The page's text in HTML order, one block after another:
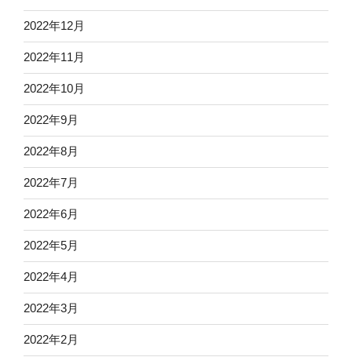
2022年12月
2022年11月
2022年10月
2022年9月
2022年8月
2022年7月
2022年6月
2022年5月
2022年4月
2022年3月
2022年2月